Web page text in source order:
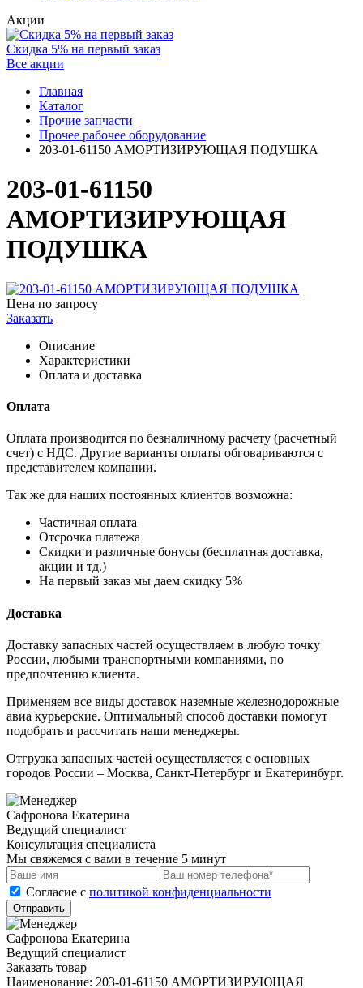
Акции
Скидка 5% на первый заказ
Все акции
Главная
Каталог
Прочие запчасти
Прочее рабочее оборудование
203-01-61150 АМОРТИЗИРУЮЩАЯ ПОДУШКА
203-01-61150
АМОРТИЗИРУЮЩАЯ
ПОДУШКА
Цена по запросу
Заказать
Описание
Характеристики
Оплата и доставка
Оплата
Оплата производится по безналичному расчету (расчетный
счет) с НДС. Другие варианты оплаты обговариваются с
представителем компании.
Так же для наших постоянных клиентов возможна:
Частичная оплата
Отсрочка платежа
Cкидки и различные бонусы (бесплатная доставка,
акции и тд.)
На первый заказ мы даем скидку 5%
Доставка
Доставку запасных частей осуществляем в любую точку
России, любыми транспортными компаниями, по
предпочтению клиента.
Применяем все виды доставок наземные железнодорожные
авиа курьерские. Оптимальный способ доставки помогут
подобрать и рассчитать наши менеджеры.
Отгрузка запасных частей осуществляется с основных
городов России – Москва, Санкт-Петербург и Екатеринбург.
Сафронова Екатерина
Ведущий специалист
Консультация специалиста
Мы свяжемся с вами в течение 5 минут
Cогласие с политикой конфиденциальности
Отправить
Сафронова Екатерина
Ведущий специалист
Заказать товар
Наименование: 203-01-61150 АМОРТИЗИРУЮЩАЯ